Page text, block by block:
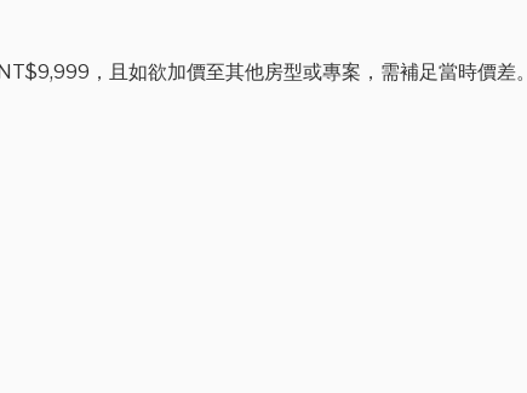
，且如欲加價至其他房型或專案，需補足當時價差。